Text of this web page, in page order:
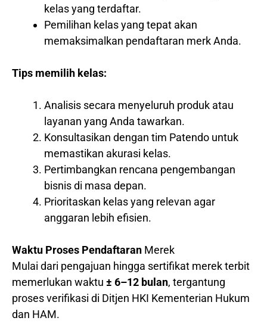
kelas yang terdaftar.
Pemilihan kelas yang tepat akan
memaksimalkan pendaftaran merk Anda.
Tips memilih kelas:
Analisis secara menyeluruh produk atau
layanan yang Anda tawarkan.
Konsultasikan dengan tim Patendo untuk
memastikan akurasi kelas.
Pertimbangkan rencana pengembangan
bisnis di masa depan.
Prioritaskan kelas yang relevan agar
anggaran lebih efisien.
Waktu Proses Pendaftaran Merek
Mulai dari pengajuan hingga sertifikat merek terbit
memerlukan waktu ± 6–12 bulan, tergantung
proses verifikasi di Ditjen HKI Kementerian Hukum
dan HAM.